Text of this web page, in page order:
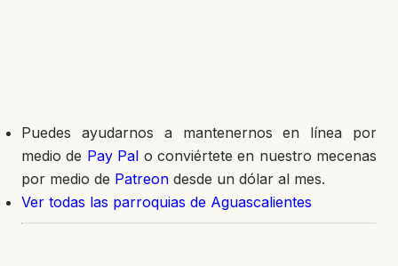
Puedes ayudarnos a mantenernos en línea por
medio de Pay Pal o conviértete en nuestro mecenas
por medio de Patreon desde un dólar al mes.
Ver todas las parroquias de Aguascalientes